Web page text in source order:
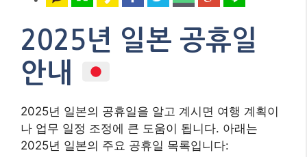
2025년 일본 공휴일
안내
2025년 일본의 공휴일을 알고 계시면 여행 계획이
나 업무 일정 조정에 큰 도움이 됩니다. 아래는
2025년 일본의 주요 공휴일 목록입니다: